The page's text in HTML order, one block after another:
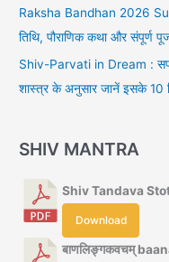
Raksha Bandhan 2026
तिथि, पौराणिक कथा और संपूर्ण
Shiv-Parvati in Dream : सपने
शास्त्र के अनुसार जानें इसके 10
SHIV MANTRA
Shiv Tandava
Download
बाणलिङ्गकवचम्